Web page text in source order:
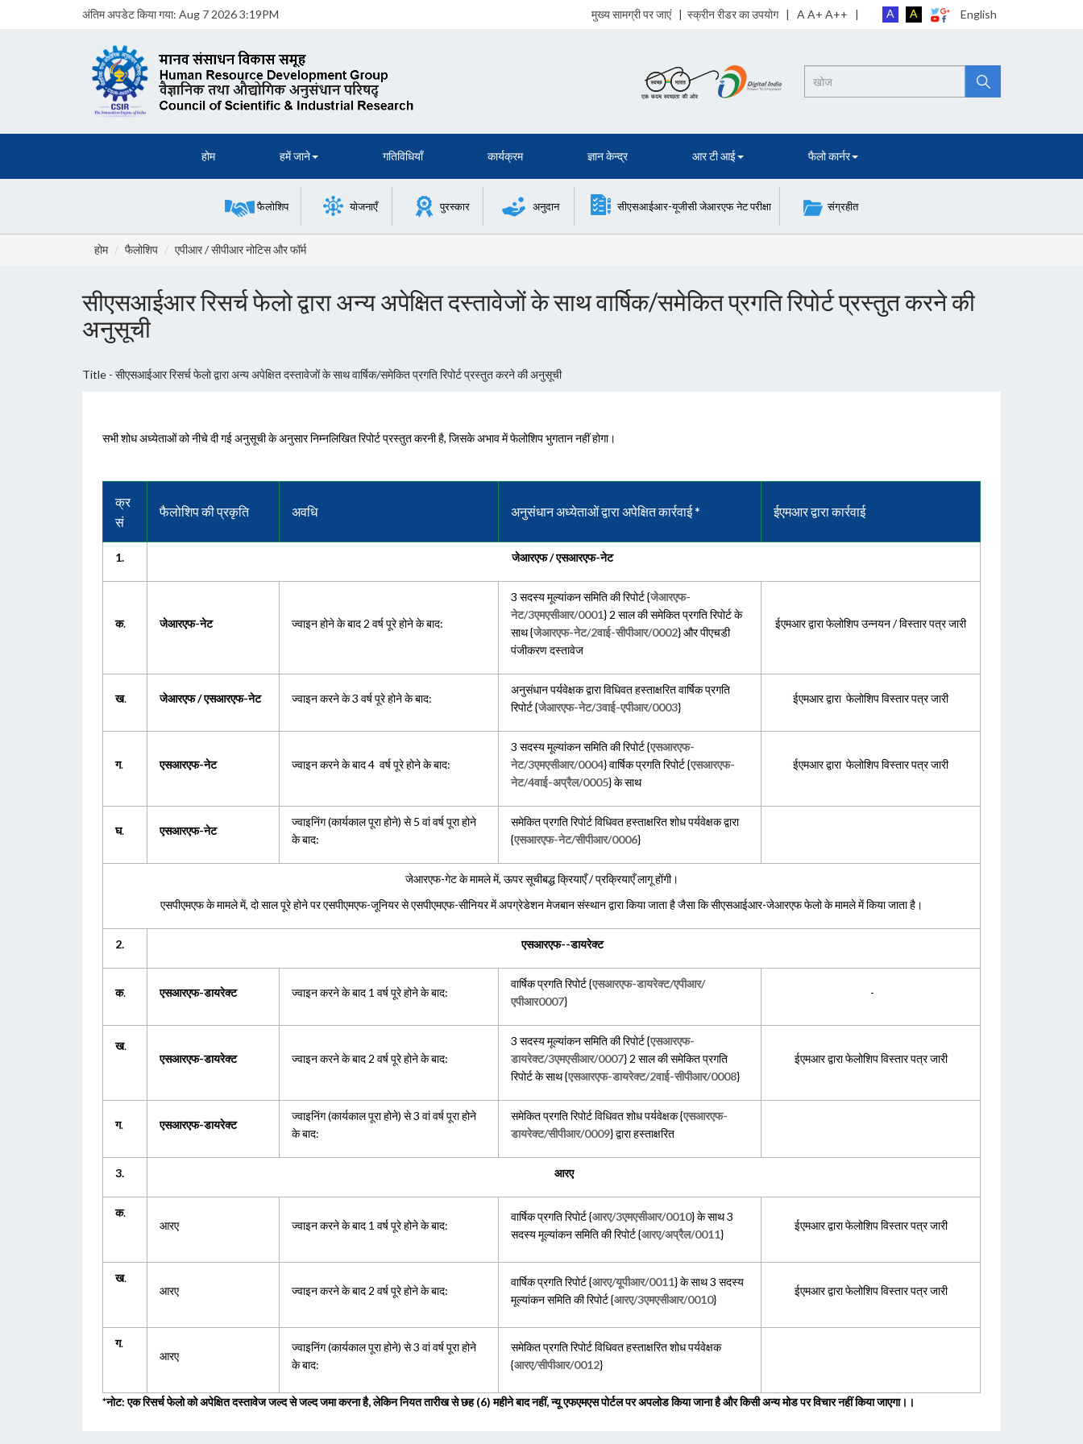
अंतिम अपडेट किया गया: Aug 7 2026 3:19PM मुख्य सामग्री पर जाएं| स्क्रीन रीडर का उपयोग| A A+ A++ | A A English
Search
होम हमें जाने गतिविधियाँ कार्यक्रम ज्ञान केन्द्र आर टी आई फैलो कार्नर
फैलोशिप योजनाएँ पुरस्कार अनुदान सीएसआईआर-यूजीसी जेआरएफ नेट परीक्षा संग्रहीत
होम फैलोशिप एपीआर / सीपीआर नोटिस और फॉर्म
सीएसआईआर रिसर्च फेलो द्वारा अन्य अपेक्षित दस्तावेजों के साथ वार्षिक/समेकित प्रगति रिपोर्ट प्रस्तुत करने की
अनुसूची
Title - सीएसआईआर रिसर्च फेलो द्वारा अन्य अपेक्षित दस्तावेजों के साथ वार्षिक/समेकित प्रगति रिपोर्ट प्रस्तुत करने की अनुसूची
सभी शोध अध्येताओं को नीचे दी गई अनुसूची के अनुसार निम्नलिखित रिपोर्ट प्रस्तुत करनी है, जिसके अभाव में फेलोशिप भुगतान नहीं होगा।
क्र
सं
फैलोशिप की प्रकृति अवधि अनुसंधान अध्येताओं द्वारा अपेक्षित कार्रवाई * ईएमआर द्वारा कार्रवाई
1. जेआरएफ / एसआरएफ-नेट
क. जेआरएफ-नेट ज्वाइन होने के बाद 2 वर्ष पूरे होने के बाद:
3 सदस्य मूल्यांकन समिति की रिपोर्ट {जेआरएफ-
नेट/3एमएसीआर/0001} 2 साल की समेकित प्रगति रिपोर्ट के
साथ {जेआरएफ-नेट/2वाई-सीपीआर/0002} और पीएचडी
पंजीकरण दस्तावेज
ईएमआर द्वारा फेलोशिप उन्नयन / विस्तार पत्र जारी
ख. जेआरएफ / एसआरएफ-नेट ज्वाइन करने के 3 वर्ष पूरे होने के बाद:
अनुसंधान पर्यवेक्षक द्वारा विधिवत हस्ताक्षरित वार्षिक प्रगति
रिपोर्ट {जेआरएफ-नेट/3वाई-एपीआर/0003}
ईएमआर द्वारा फेलोशिप विस्तार पत्र जारी
ग. एसआरएफ-नेट ज्वाइन करने के बाद 4 वर्ष पूरे होने के बाद:
3 सदस्य मूल्यांकन समिति की रिपोर्ट {एसआरएफ-
नेट/3एमएसीआर/0004} वार्षिक प्रगति रिपोर्ट {एसआरएफ-
नेट/4वाई-अप्रैल/0005} के साथ
ईएमआर द्वारा फेलोशिप विस्तार पत्र जारी
घ. एसआरएफ-नेट
ज्वाइनिंग (कार्यकाल पूरा होने) से 5 वां वर्ष पूरा होने
के बाद:
समेकित प्रगति रिपोर्ट विधिवत हस्ताक्षरित शोध पर्यवेक्षक द्वारा
{एसआरएफ-नेट/सीपीआर/0006}
जेआरएफ-गेट के मामले में, ऊपर सूचीबद्ध क्रियाएँ / प्रक्रियाएँ लागू होंगी।
एसपीएमएफ के मामले में, दो साल पूरे होने पर एसपीएमएफ-जूनियर से एसपीएमएफ-सीनियर में अपग्रेडेशन मेजबान संस्थान द्वारा किया जाता है जैसा कि सीएसआईआर-जेआरएफ फेलो के मामले में किया जाता है।
2. एसआरएफ--डायरेक्ट
क. एसआरएफ-डायरेक्ट ज्वाइन करने के बाद 1 वर्ष पूरे होने के बाद:
वार्षिक प्रगति रिपोर्ट {एसआरएफ-डायरेक्ट/एपीआर/
एपीआर0007}
-
ख.
एसआरएफ-डायरेक्ट
ज्वाइन करने के बाद 2 वर्ष पूरे होने के बाद:
3 सदस्य मूल्यांकन समिति की रिपोर्ट {एसआरएफ-
डायरेक्ट/3एमएसीआर/0007} 2 साल की समेकित प्रगति
रिपोर्ट के साथ {एसआरएफ-डायरेक्ट/2वाई-सीपीआर/0008}
ईएमआर द्वारा फेलोशिप विस्तार पत्र जारी
ग. एसआरएफ-डायरेक्ट
ज्वाइनिंग (कार्यकाल पूरा होने) से 3 वां वर्ष पूरा होने
के बाद:
समेकित प्रगति रिपोर्ट विधिवत शोध पर्यवेक्षक {एसआरएफ-
डायरेक्ट/सीपीआर/0009} द्वारा हस्ताक्षरित
3. आरए
क.
आरए
ज्वाइन करने के बाद 1 वर्ष पूरे होने के बाद:
वार्षिक प्रगति रिपोर्ट {आरए/3एमएसीआर/0010} के साथ 3
सदस्य मूल्यांकन समिति की रिपोर्ट {आरए/अप्रैल/0011}
ईएमआर द्वारा फेलोशिप विस्तार पत्र जारी
ख.
आरए
ज्वाइन करने के बाद 2 वर्ष पूरे होने के बाद:
वार्षिक प्रगति रिपोर्ट {आरए/यूपीआर/0011} के साथ 3 सदस्य
मूल्यांकन समिति की रिपोर्ट {आरए/3एमएसीआर/0010}
ईएमआर द्वारा फेलोशिप विस्तार पत्र जारी
ग.
आरए
ज्वाइनिंग (कार्यकाल पूरा होने) से 3 वां वर्ष पूरा होने
के बाद:
समेकित प्रगति रिपोर्ट विधिवत हस्ताक्षरित शोध पर्यवेक्षक
{आरए/सीपीआर/0012}
*नोट: एक रिसर्च फेलो को अपेक्षित दस्तावेज जल्द से जल्द जमा करना है, लेकिन नियत तारीख से छह (6) महीने बाद नहीं, न्यू एफएमएस पोर्टल पर अपलोड किया जाना है और किसी अन्य मोड पर विचार नहीं किया जाएगा।।